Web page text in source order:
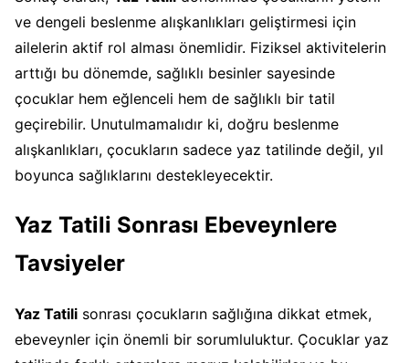
ve dengeli beslenme alışkanlıkları geliştirmesi için
ailelerin aktif rol alması önemlidir. Fiziksel aktivitelerin
arttığı bu dönemde, sağlıklı besinler sayesinde
çocuklar hem eğlenceli hem de sağlıklı bir tatil
geçirebilir. Unutulmamalıdır ki, doğru beslenme
alışkanlıkları, çocukların sadece yaz tatilinde değil, yıl
boyunca sağlıklarını destekleyecektir.
Yaz Tatili Sonrası Ebeveynlere
Tavsiyeler
Yaz Tatili sonrası çocukların sağlığına dikkat etmek,
ebeveynler için önemli bir sorumluluktur. Çocuklar yaz